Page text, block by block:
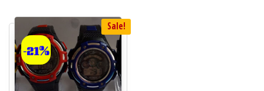
5
Sale!
-21%